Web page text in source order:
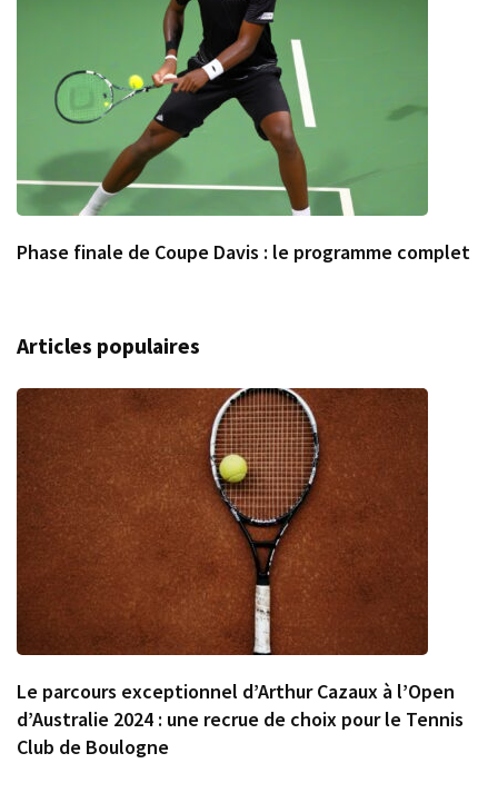
Phase finale de Coupe Davis : le programme complet
Articles populaires
Le parcours exceptionnel d’Arthur Cazaux à l’Open
d’Australie 2024 : une recrue de choix pour le Tennis
Club de Boulogne